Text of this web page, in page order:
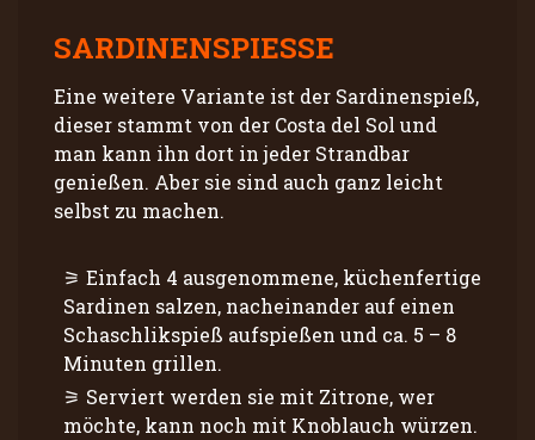
SARDINENSPIESSE
Eine weitere Variante ist der Sardinenspieß,
dieser stammt von der Costa del Sol und
man kann ihn dort in jeder Strandbar
genießen. Aber sie sind auch ganz leicht
selbst zu machen.
Einfach 4 ausgenommene, küchenfertige
Sardinen salzen, nacheinander auf einen
Schaschlikspieß aufspießen und ca. 5 – 8
Minuten grillen.
Serviert werden sie mit Zitrone, wer
möchte, kann noch mit Knoblauch würzen.